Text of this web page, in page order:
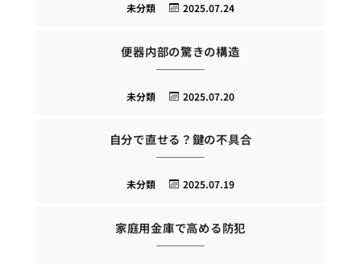
2025.07.24
未分類
便器内部の驚きの構造
2025.07.20
未分類
自分で直せる？鍵の不具合
2025.07.19
未分類
家庭用金庫で高める防犯